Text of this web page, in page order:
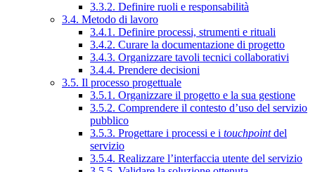
3.3.2. Definire ruoli e responsabilità
3.4. Metodo di lavoro
3.4.1. Definire processi, strumenti e rituali
3.4.2. Curare la documentazione di progetto
3.4.3. Organizzare tavoli tecnici collaborativi
3.4.4. Prendere decisioni
3.5. Il processo progettuale
3.5.1. Organizzare il progetto e la sua gestione
3.5.2. Comprendere il contesto d’uso del servizio
pubblico
3.5.3. Progettare i processi e i touchpointdel
servizio
3.5.4. Realizzare l’interfaccia utente del servizio